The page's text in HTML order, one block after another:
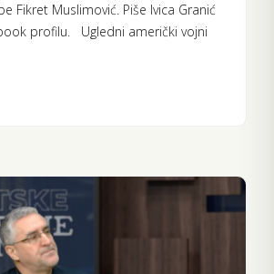
Fikret Muslimović. Piše Ivica Granić
profilu. Ugledni američki vojni